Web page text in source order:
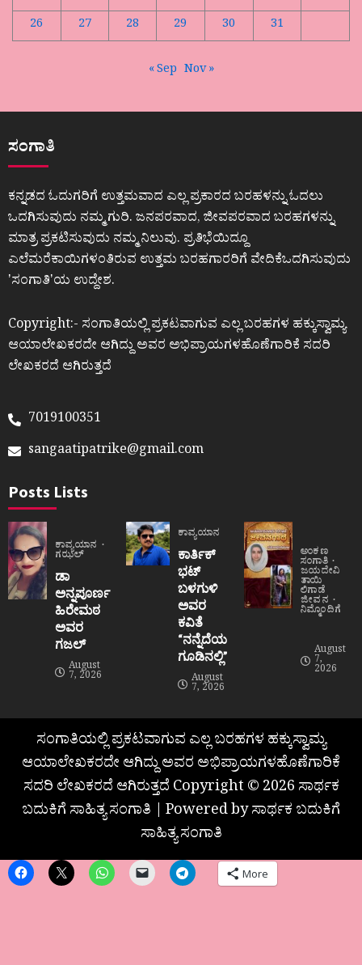
26
27 28 29 30 31
« Sep Nov »
ಸಂಗಾತಿ
ಕನ್ನಡದ ಓದುಗರಿಗೆ ಉತ್ತಮವಾದ ಎಲ್ಲ ಪ್ರಕಾರದ ಬರಹಳನ್ನು ಓದಲು
ಒದಗಿಸುವುದು ನಮ್ಮ ಗುರಿ. ಜನಪರವಾದ, ಜೀವಪರವಾದ ಬರಹಗಳನ್ನು
ಮಾತ್ರ ಪ್ರಕಟಿಸುವುದು ನಮ್ಮ ನಿಲುವು. ಪ್ರತಿಭೆಯಿದ್ದೂ
ಎಲೆಮರೆಕಾಯಿಗಳಂತಿರುವ ಉತ್ತಮ ಬರಹಗಾರರಿಗೆ ವೇದಿಕೆಒದಗಿಸುವುದು
ʼಸಂಗಾತಿʼಯ ಉದ್ದೇಶ.
Copyright:- ಸಂಗಾತಿಯಲ್ಲಿ ಪ್ರಕಟವಾಗುವ ಎಲ್ಲ ಬರಹಗಳ ಹಕ್ಕುಸ್ವಾಮ್ಯ
ಆಯಾಲೇಖಕರದೇ ಆಗಿದ್ದು ಅವರ ಅಭಿಪ್ರಾಯಗಳಹೊಣೆಗಾರಿಕೆ ಸದರಿ
ಲೇಖಕರದೆ ಆಗಿರುತ್ತದೆ
7019100351
sangaatipatrike@gmail.com
Posts Lists
ಕಾವ್ಯಯಾನ
ಗಝಲ್
ಡಾ
ಅನ್ನಪೂರ್ಣ
ಹಿರೇಮಠ
ಅವರ
ಗಜಲ್
August
7, 2026
ಕಾವ್ಯಯಾನ
ಕಾರ್ತಿಕ್
ಭಟ್
ಬಳಗುಳಿ
ಅವರ
ಕವಿತೆ
“ನನ್ನೆದೆಯ
ಗೂಡಿನಲ್ಲಿ”
August
7, 2026
ಅಂಕಣ
ಸಂಗಾತಿ
ಜಯದೇವಿ
ತಾಯಿ
ಲಿಗಾಡೆ
ಜೀವನ
ನಿಮ್ಮೊಂದಿಗೆ
August
7,
2026
ಸಂಗಾತಿಯಲ್ಲಿ ಪ್ರಕಟವಾಗುವ ಎಲ್ಲ ಬರಹಗಳ ಹಕ್ಕುಸ್ವಾಮ್ಯ
ಆಯಾಲೇಖಕರದೇ ಆಗಿದ್ದು ಅವರ ಅಭಿಪ್ರಾಯಗಳಹೊಣೆಗಾರಿಕೆ
ಸದರಿ ಲೇಖಕರದೆ ಆಗಿರುತ್ತದೆ Copyright © 2026 ಸಾರ್ಥಕ
ಬದುಕಿಗೆ ಸಾಹಿತ್ಯ ಸಂಗಾತಿ | Powered by ಸಾರ್ಥಕ ಬದುಕಿಗೆ
ಸಾಹಿತ್ಯ ಸಂಗಾತಿ
More